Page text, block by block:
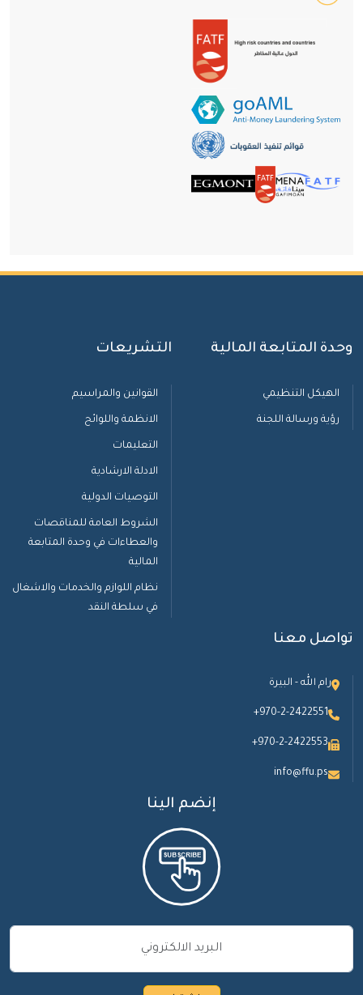
وحدة المتابعة المالية تستقبل وفداً من طلاب
وجريمة غسل الأموال
وحدة المتابعة المالية توقّع مذكرة تفاهم مع
نظيرتها في ليبيا
وحدة المتابعة المالية تعقد اجتماعاً مع الشركاء
الوطنيون في إطار مكافحة جريمة الاحتيال
الالكتروني
وحدة المتابعة المالية
الهيكل التنظيمي
رؤية ورسالة اللجنة
التشريعات
القوانين والمراسيم
الانظمة واللوائح
التعليمات
الادلة الارشادية
التوصيات الدولية
الشروط العامة للمناقصات
والعطاءات في وحدة المتابعة
المالية
نظام اللوازم والخدمات والاشغال
في سلطة النقد
تواصل معنا
رام الله - البيرة
+970-2-2422551
+970-2-2422553
info@ffu.ps
إنضم الينا